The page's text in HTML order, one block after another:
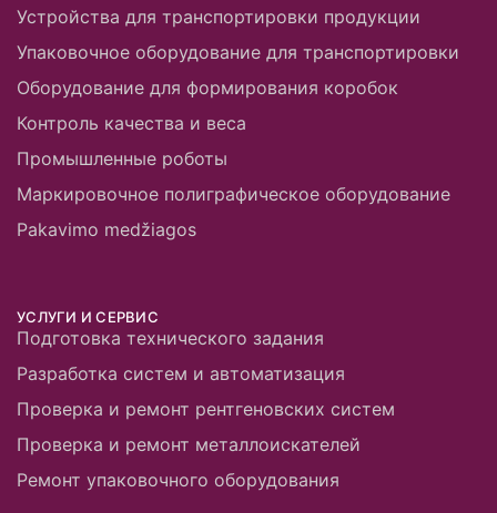
Устройства для транспортировки продукции
Упаковочное оборудование для транспортировки
Оборудование для формирования коробок
Контроль качества и веса
Промышленные роботы
Маркировочное полиграфическое оборудование
Pakavimo medžiagos
УСЛУГИ И СЕРВИС
Подготовка технического задания
Разработка систем и автоматизация
Проверка и ремонт рентгеновских систем
Проверка и ремонт металлоискателей
Ремонт упаковочного оборудования